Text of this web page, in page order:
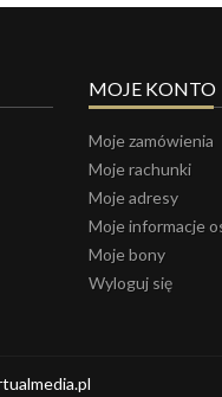
MOJE KONTO
Moje zamówienia
Moje rachunki
Moje adresy
Moje informacje
Moje bony
Wyloguj się